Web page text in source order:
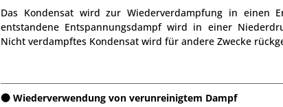
Das Kondensat wird zur Wiederverdampfung in einen
entstandene Entspannungsdampf wird in einer
Nicht verdampftes Kondensat wird für andere Zwecke
Wiederverwendung von verunreinigtem Dampf